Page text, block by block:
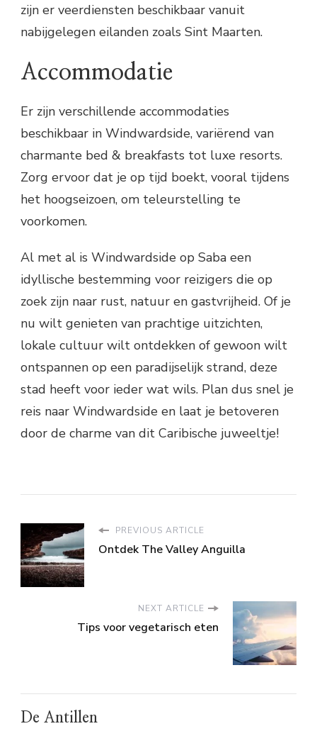
zijn er veerdiensten beschikbaar vanuit
nabijgelegen eilanden zoals Sint Maarten.
Accommodatie
Er zijn verschillende accommodaties
beschikbaar in Windwardside, variërend van
charmante bed & breakfasts tot luxe resorts.
Zorg ervoor dat je op tijd boekt, vooral tijdens
het hoogseizoen, om teleurstelling te
voorkomen.
Al met al is Windwardside op Saba een
idyllische bestemming voor reizigers die op
zoek zijn naar rust, natuur en gastvrijheid. Of je
nu wilt genieten van prachtige uitzichten,
lokale cultuur wilt ontdekken of gewoon wilt
ontspannen op een paradijselijk strand, deze
stad heeft voor ieder wat wils. Plan dus snel je
reis naar Windwardside en laat je betoveren
door de charme van dit Caribische juweeltje!
PREVIOUS ARTICLE
Ontdek The Valley Anguilla
NEXT ARTICLE
Tips voor vegetarisch eten
De Antillen